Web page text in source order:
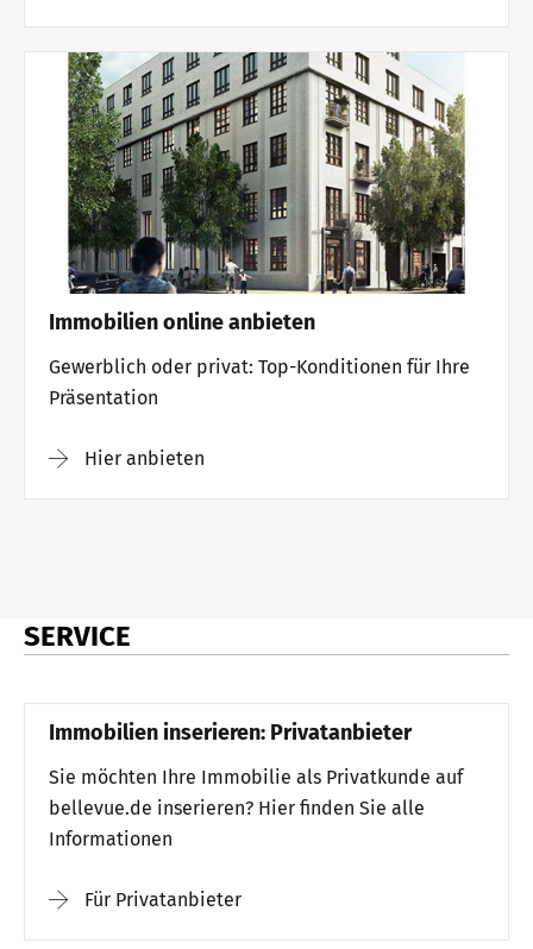
Immobilien online anbieten
Gewerblich oder privat: Top-Konditionen für Ihre
Präsentation
Hier anbieten
SERVICE
Immobilien inserieren: Privatanbieter
Sie möchten Ihre Immobilie als Privatkunde auf
bellevue.de inserieren? Hier finden Sie alle
Informationen
Für Privatanbieter